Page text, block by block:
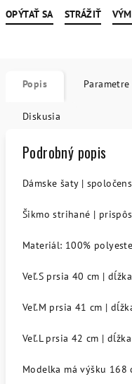
OPÝTAŤ SA STRÁŽIŤ
Popis Parametre
Diskusia
Podrobný popis
Dámske šaty |
Šikmo strihané |
Materiál: 100%
Veľ.S prsia 40 cm |
Veľ.M prsia 41 cm |
Veľ.L prsia 42 cm |
Modelka má výšku 168